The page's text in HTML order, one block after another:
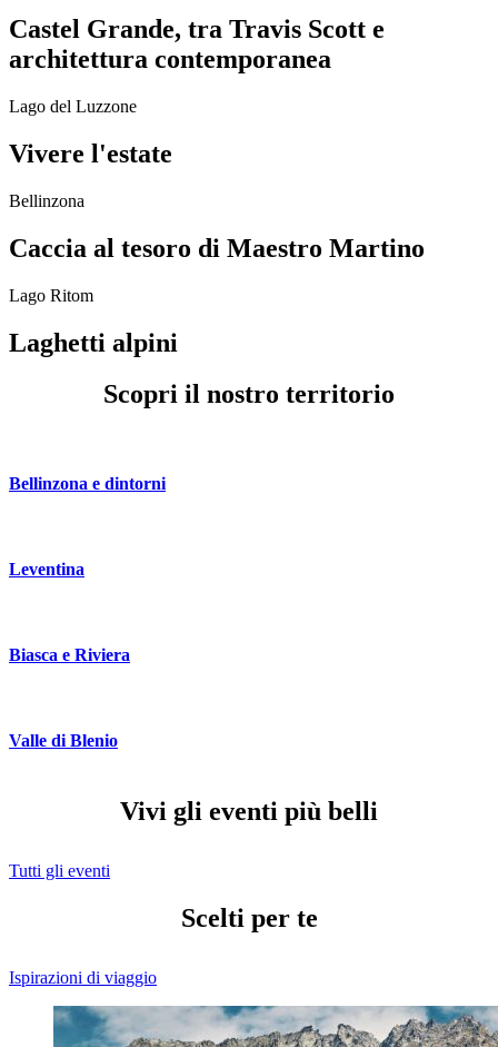
Castel Grande, tra Travis Scott e
architettura contemporanea
Lago del Luzzone
Vivere l'estate
Bellinzona
Caccia al tesoro di Maestro Martino
Lago Ritom
Laghetti alpini
Scopri il nostro territorio
Bellinzona e dintorni
Leventina
Biasca e Riviera
Valle di Blenio
Vivi gli eventi più belli
Tutti gli eventi
Scelti per te
Ispirazioni di viaggio